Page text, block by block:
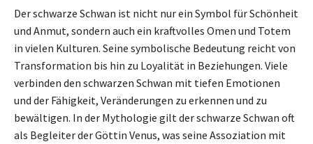
Der schwarze Schwan ist nicht nur ein Symbol für Schönheit
und Anmut, sondern auch ein kraftvolles Omen und Totem
in vielen Kulturen. Seine symbolische Bedeutung reicht von
Transformation bis hin zu Loyalität in Beziehungen. Viele
verbinden den schwarzen Schwan mit tiefen Emotionen
und der Fähigkeit, Veränderungen zu erkennen und zu
bewältigen. In der Mythologie gilt der schwarze Schwan oft
als Begleiter der Göttin Venus, was seine Assoziation mit